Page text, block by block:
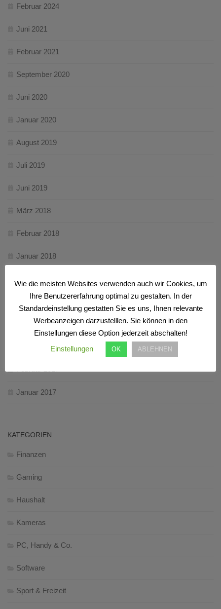
Februar 2024
Juni 2021
Februar 2021
September 2020
Juni 2020
Januar 2020
August 2019
Juli 2019
Juni 2019
März 2018
Februar 2018
Januar 2018
November 2017
Oktober 2017
Januar 2017
KATEGORIEN
Finanzen
Gaming
Haushalt
Kameras
PC, Handy & Co.
Software
Sport & Freizeit
Wie die meisten Websites verwenden auch wir Cookies, um
Ihre Benutzererfahrung optimal zu gestalten. In der
Standardeinstellung gestatten Sie es uns, Ihnen relevante
Werbeanzeigen darzustelllen. Sie können in den
Einstellungen diese Option jederzeit abschalten!
Einstellungen
OK ABLEHNEN